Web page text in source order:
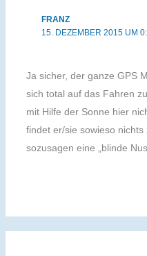
FRANZ
15. DEZEMBER 2015 UM
Ja sicher, der ganze GPS
sich total auf das Fahren
mit Hilfe der Sonne hier
findet er/sie sowieso
sozusagen eine „blinde